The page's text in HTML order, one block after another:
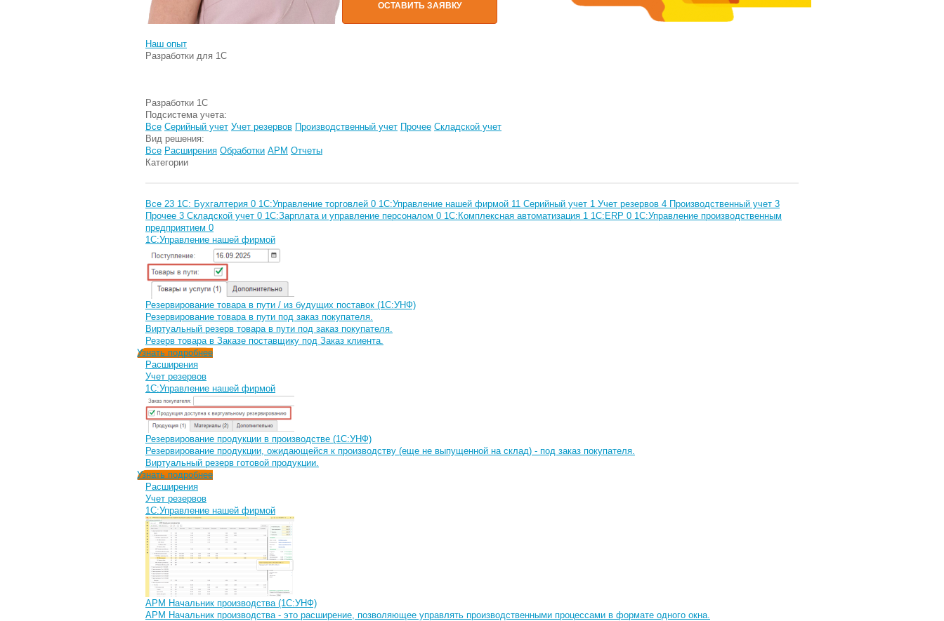
ОСТАВИТЬ ЗАЯВКУ
Наш опыт
Разработки для 1С
Разработки 1С
Подсистема учета:
Все Серийный учет Учет резервов Производственный учет Прочее Складской учет
Вид решения:
Все Расширения Обработки АРМ Отчеты
Категории
Все 23 1С: Бухгалтерия 0 1С:Управление торговлей 0 1С:Управление нашей фирмой 11 Серийный учет 1 Учет резервов 4 Производственный учет 3
Прочее 3 Складской учет 0 1С:Зарплата и управление персоналом 0 1С:Комплексная автоматизация 1 1C:ERP 0 1С:Управление производственным
предприятием 0
1С:Управление нашей фирмой
Резервирование товара в пути / из будущих поставок (1С:УНФ)
Резервирование товара в пути под заказ покупателя.
Виртуальный резерв товара в пути под заказ покупателя.
Резерв товара в Заказе поставщику под Заказ клиента.
Узнать подробнее
Расширения
Учет резервов
1С:Управление нашей фирмой
Резервирование продукции в производстве (1С:УНФ)
Резервирование продукции, ожидающейся к производству (еще не выпущенной на склад) - под заказ покупателя.
Виртуальный резерв готовой продукции.
Узнать подробнее
Расширения
Учет резервов
1С:Управление нашей фирмой
АРМ Начальник производства (1С:УНФ)
АРМ Начальник производства - это расширение, позволяющее управлять производственными процессами в формате одного окна.